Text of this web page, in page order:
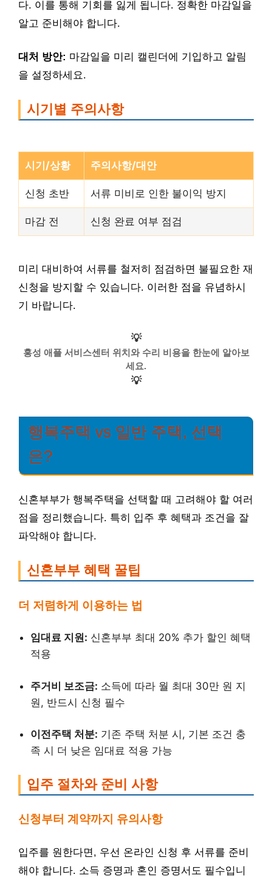
다. 이를 통해 기회를 잃게 됩니다. 정확한 마감일을
알고 준비해야 합니다.
대처 방안: 마감일을 미리 캘린더에 기입하고 알림
을 설정하세요.
시기별 주의사항
시기/상황 주의사항/대안
신청 초반 서류 미비로 인한 불이익 방지
마감 전 신청 완료 여부 점검
미리 대비하여 서류를 철저히 점검하면 불필요한 재
신청을 방지할 수 있습니다. 이러한 점을 유념하시
기 바랍니다.
💡
홍성 애플 서비스센터 위치와 수리 비용을 한눈에 알아보
세요.
💡
행복주택 vs 일반 주택, 선택
은?
신혼부부가 행복주택을 선택할 때 고려해야 할 여러
점을 정리했습니다. 특히 입주 후 혜택과 조건을 잘
파악해야 합니다.
신혼부부 혜택 꿀팁
더 저렴하게 이용하는 법
임대료 지원: 신혼부부 최대 20% 추가 할인 혜택
적용
주거비 보조금: 소득에 따라 월 최대 30만 원 지
원, 반드시 신청 필수
이전주택 처분: 기존 주택 처분 시, 기본 조건 충
족 시 더 낮은 임대료 적용 가능
입주 절차와 준비 사항
신청부터 계약까지 유의사항
입주를 원한다면, 우선 온라인 신청 후 서류를 준비
해야 합니다. 소득 증명과 혼인 증명서도 필수입니